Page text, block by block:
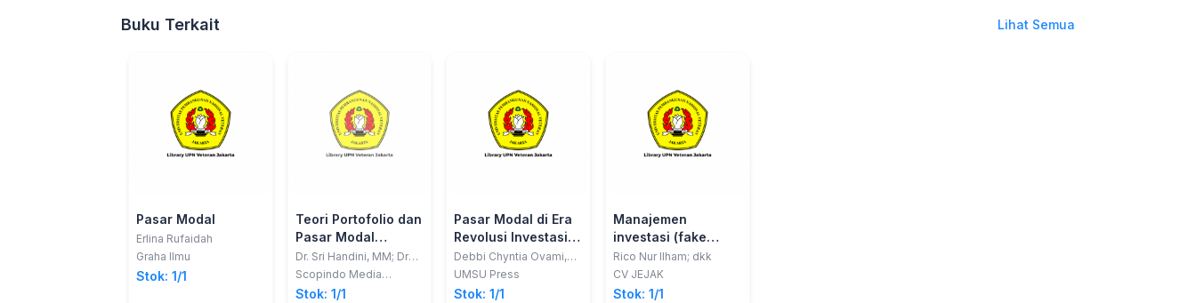
Buku Terkait Lihat Semua
Pasar Modal
Erlina Rufaidah
Graha Ilmu
Stok: 1/1
Teori Portofolio dan
Pasar Modal
Indonesia
Dr. Sri Handini, MM; Dra.
Erwin Dyah Astawinetu,
Scopindo Media
Pustaka
Stok: 1/1
Pasar Modal di Era
Revolusi Investasi
4.0
Debbi Chyntia Ovami,
S.Pd. M. Si
UMSU Press
Stok: 1/1
Manajemen
investasi (fake
investment versus
legal investment)
Rico Nur Ilham; dkk
CV JEJAK
Stok: 1/1